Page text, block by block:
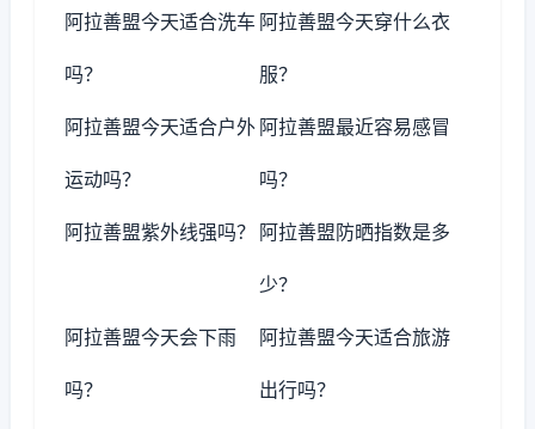
阿拉善盟今天适合洗车
吗？
阿拉善盟今天穿什么衣
服？
阿拉善盟今天适合户外
运动吗？
阿拉善盟最近容易感冒
吗？
阿拉善盟紫外线强吗？ 阿拉善盟防晒指数是多
少？
阿拉善盟今天会下雨
吗？
阿拉善盟今天适合旅游
出行吗？